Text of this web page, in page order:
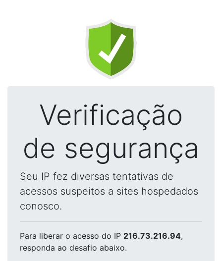
Verificação
de segurança
Seu IP fez diversas tentativas de
acessos suspeitos a sites hospedados
conosco.
Para liberar o acesso do IP 216.73.216.94,
responda ao desafio abaixo.